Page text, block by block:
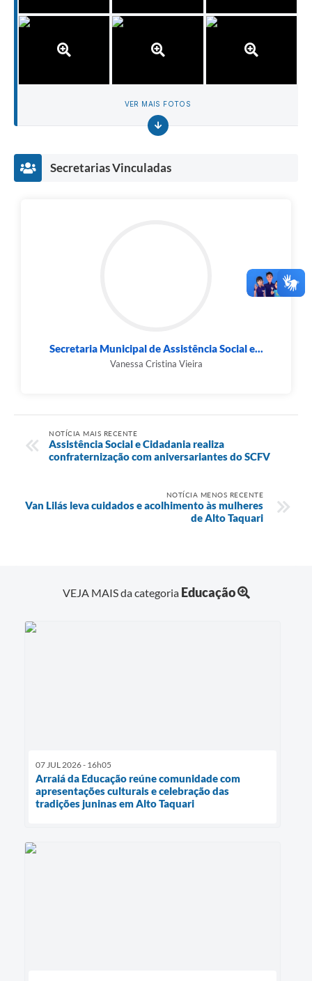
VER MAIS FOTOS
Secretarias Vinculadas
Secretaria Municipal de Assistência Social e...
Vanessa Cristina Vieira
NOTÍCIA MAIS RECENTE
Assistência Social e Cidadania realiza
confraternização com aniversariantes do SCFV
NOTÍCIA MENOS RECENTE
Van Lilás leva cuidados e acolhimento às mulheres
de Alto Taquari
VEJA MAIS da categoria Educação
07 JUL 2026 - 16h05
Arraiá da Educação reúne comunidade com
apresentações culturais e celebração das
tradições juninas em Alto Taquari